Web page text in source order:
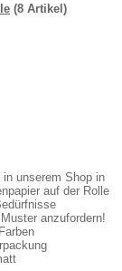
(8 Artikel)
unserem Shop in
auf der Rolle
anzufordern!